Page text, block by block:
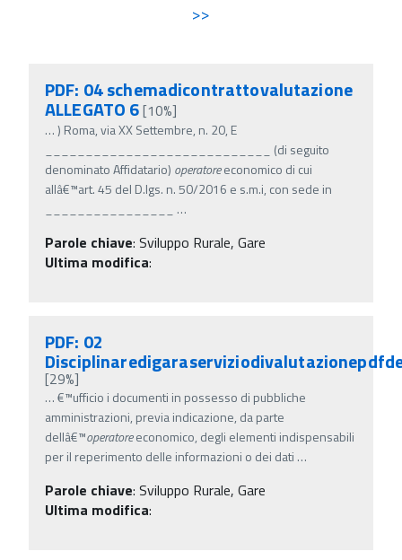
>>
PDF: 04 schemadicontrattovalutazione
ALLEGATO 6[10%]
…) Roma, via XX Settembre, n. 20, E
____________________________ (di seguito
denominato Affidatario) operatoreeconomico di cui
allâ€™art. 45 del D.lgs. n. 50/2016 e s.m.i, con sede in
…
Parole chiave: Sviluppo Rurale, Gare
Ultima modifica:
PDF: 02
[29%]
…€™ufficio i documenti in possesso di pubbliche
amministrazioni, previa indicazione, da parte
dellâ€™operatoreeconomico, degli elementi indispensabili
per il reperimento delle informazioni o dei dati …
Parole chiave: Sviluppo Rurale, Gare
Ultima modifica: